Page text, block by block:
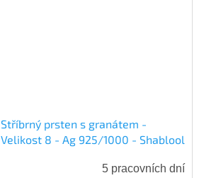
Stříbrný prsten s granátem -
Velikost 8 - Ag 925/1000 - Shablool
5 pracovních dní